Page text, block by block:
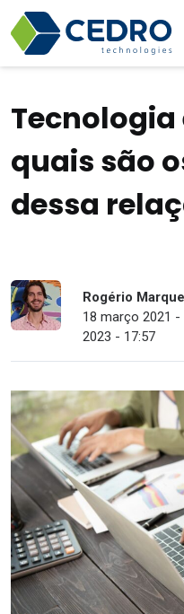
Tecnologia
quais são
dessa
Rogério
18 março 2021 -
2023 - 17:57